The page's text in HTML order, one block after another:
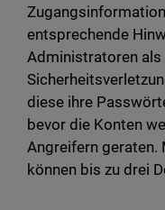
entsprechende
Administratoren als
diese ihre
bevor die Konten
Angreifern geraten.
können bis zu drei